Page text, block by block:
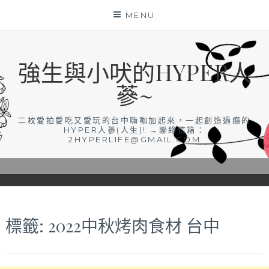
MENU
強生與小吠的HYPER人
蔘~
二枚愛拍愛吃又愛玩的台中嗨咖加起來，一起創造過癮的
HYPER人蔘(人生)! →聯絡信箱：
2HYPERLIFE@GMAIL.COM
標籤: 2022中秋烤肉食材 台中